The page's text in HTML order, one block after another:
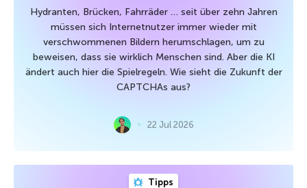
Hydranten, Brücken, Fahrräder … seit über zehn Jahren
müssen sich Internetnutzer immer wieder mit
verschwommenen Bildern herumschlagen, um zu
beweisen, dass sie wirklich Menschen sind. Aber die KI
ändert auch hier die Spielregeln. Wie sieht die Zukunft der
CAPTCHAs aus?
22 Jul 2026
Tipps